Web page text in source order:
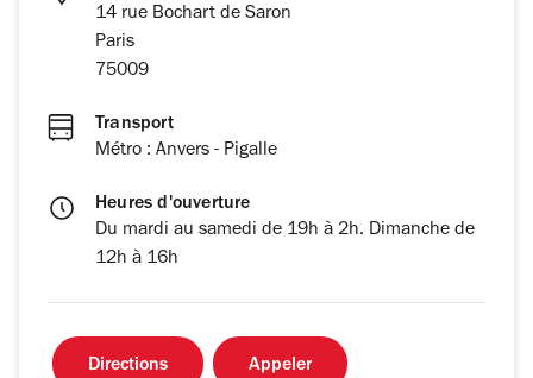
14 rue Bochart de Saron
Paris
75009
Transport
Métro : Anvers - Pigalle
Heures d'ouverture
Du mardi au samedi de 19h à 2h. Dimanche de
12h à 16h
Directions Appeler